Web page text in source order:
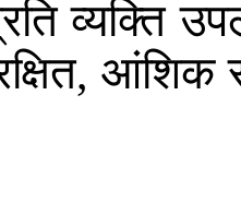
व्यक्ति
,आंशिक